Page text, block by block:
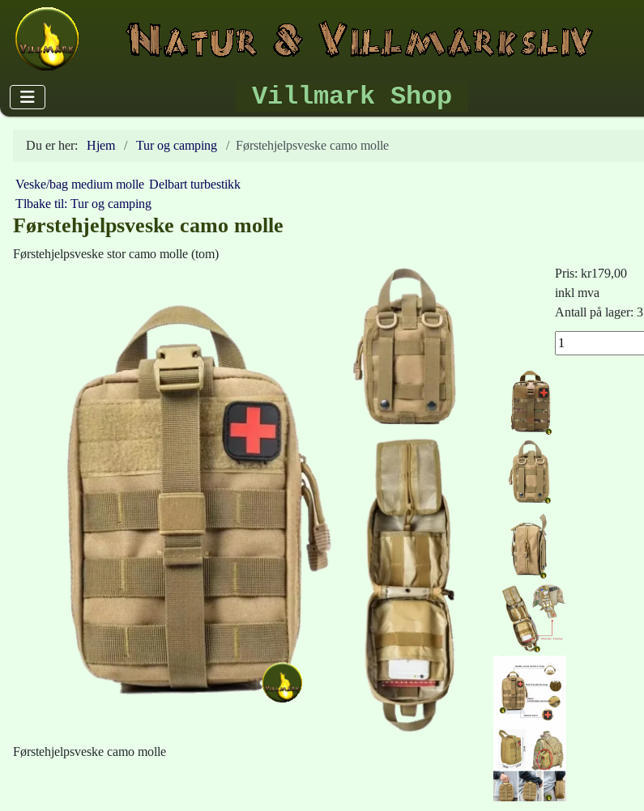
Villmark Shop
Du er her: Hjem Tur og camping Førstehjelpsveske camo molle
Veske/bag medium molle Delbart turbestikk
Tlbake til: Tur og camping
Førstehjelpsveske camo molle
Førstehjelpsveske stor camo molle (tom)
Førstehjelpsveske camo molle
Pris:kr179,00
inkl mva
Antall på lager: 3